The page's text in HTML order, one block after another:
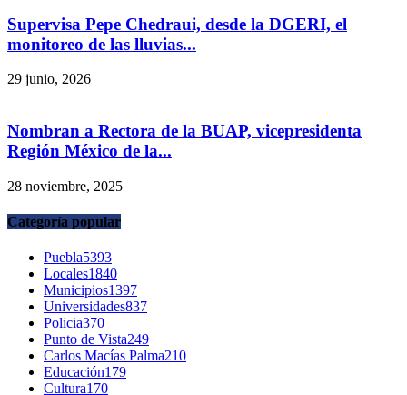
Supervisa Pepe Chedraui, desde la DGERI, el
monitoreo de las lluvias...
29 junio, 2026
Nombran a Rectora de la BUAP, vicepresidenta
Región México de la...
28 noviembre, 2025
Categoría popular
Puebla5393
Locales1840
Municipios1397
Universidades837
Policia370
Punto de Vista249
Carlos Macías Palma210
Educación179
Cultura170